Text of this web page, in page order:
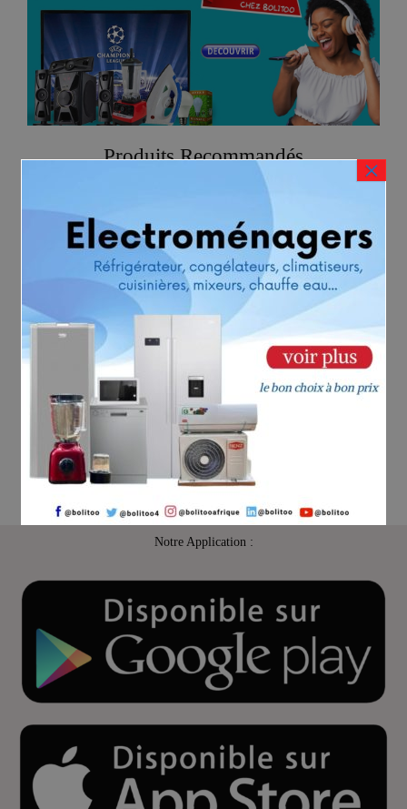
Produits Recommandés
BOUTIQUE
PARTENARIAT
Vente du Moment
Notre Application :
×